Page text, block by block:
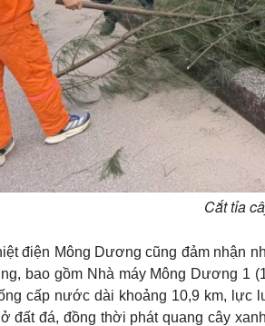
Cắt tỉa
điện Mông Dương cũng đảm nhận
bao gồm Nhà máy Mông Dương 1
cấp nước dài khoảng 10,9 km, lực
đất đá, đồng thời phát quang cây